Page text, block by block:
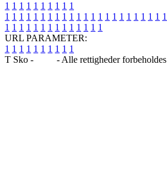
1 1 1 1 1 1 1 1 1 1
1 1 1 1 1 1 1 1 1 1 1 1 1 1 1 1 1 1 1 1 1 1 1
1 1 1 1 1 1 1 1 1 1 1 1 1 1
URL PARAMETER:
1 1 1 1 1 1 1 1 1 1
T Sko -
- Alle rettigheder forbeholdes